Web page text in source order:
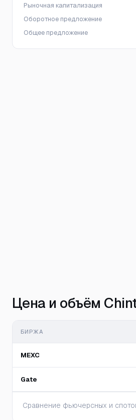
Рыночная капитализация
Оборотное предложение
Общее предложение
Цена и объём
БИРЖА
MEXC
Gate
Сравнение фьючерсных и